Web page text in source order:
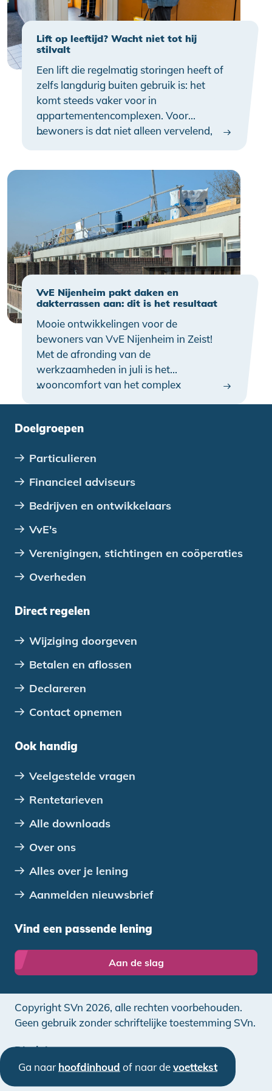
Lift op leeftijd? Wacht niet tot hij
stilvalt
Een lift die regelmatig storingen heeft of
zelfs langdurig buiten gebruik is: het
komt steeds vaker voor in
appartementencomplexen. Voor
bewoners is dat niet alleen vervelend,
been zijn. Je kunt als VvE problemen
voorkomen door tijdig vooruit te kijken.
…
VvE Nijenheim pakt daken en
dakterrassen aan: dit is het resultaat
Mooie ontwikkelingen voor de
bewoners van VvE Nijenheim in Zeist!
Met de afronding van de
werkzaamheden in juli is het
wooncomfort van het complex
toekomstbestendig en op orde.
…
Doelgroepen
Particulieren
Financieel adviseurs
Bedrijven en ontwikkelaars
VvE's
Verenigingen, stichtingen en coöperaties
Overheden
Direct regelen
Wijziging doorgeven
Betalen en aflossen
Declareren
Contact opnemen
Ook handig
Veelgestelde vragen
Rentetarieven
Alle downloads
Over ons
Alles over je lening
Aanmelden nieuwsbrief
Vind een passende lening
Aan de slag
Copyright SVn 2026, alle rechten voorbehouden.
Geen gebruik zonder schriftelijke toestemming SVn.
Disclaimer
Ga naar hoofdinhoud of naar devoettekst